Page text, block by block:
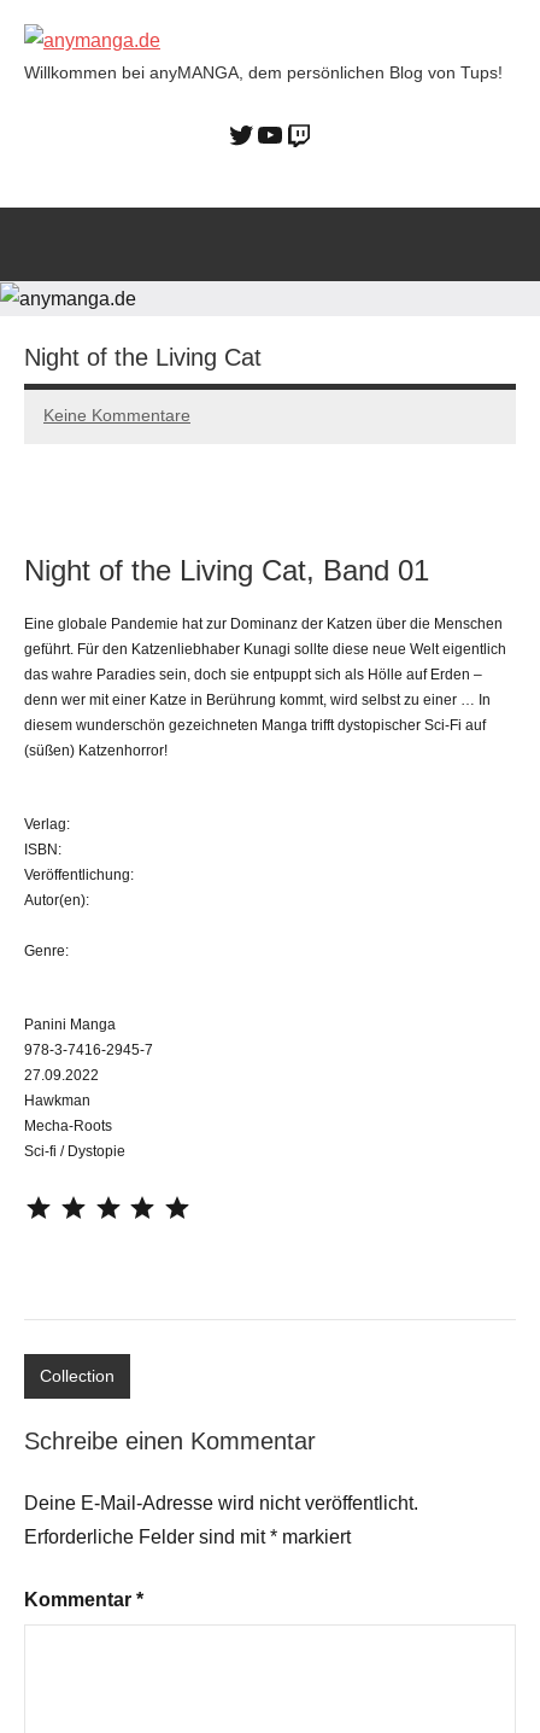
Willkommen bei anyMANGA, dem persönlichen Blog von Tups!
Night of the Living Cat
30/10/2022
Tups
Keine Kommentare
Night of the Living Cat, Band 01
Eine globale Pandemie hat zur Dominanz der Katzen über die Menschen
geführt. Für den Katzenliebhaber Kunagi sollte diese neue Welt eigentlich
das wahre Paradies sein, doch sie entpuppt sich als Hölle auf Erden –
denn wer mit einer Katze in Berührung kommt, wird selbst zu einer … In
diesem wunderschön gezeichneten Manga trifft dystopischer Sci-Fi auf
(süßen) Katzenhorror!
Verlag:
ISBN:
Veröffentlichung:
Autor(en):
Genre:
Panini Manga
978-3-7416-2945-7
27.09.2022
Hawkman
Mecha-Roots
Sci-fi / Dystopie
Collection
Schreibe einen Kommentar
Deine E-Mail-Adresse wird nicht veröffentlicht.
Erforderliche Felder sind mit* markiert
Kommentar *